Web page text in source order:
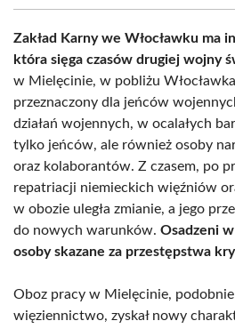
Zakład Karny we Włocławku ma
która sięga czasów drugiej wojny
w Mielęcinie, w pobliżu
przeznaczony dla jeńców
działań wojennych, w ocalałych
tylko jeńców, ale również osoby
oraz kolaborantów. Z czasem, po
repatriacji niemieckich więźniów
w obozie uległa zmianie, a jego
do nowych warunków. Osadzeni
osoby skazane za przestępstwa
Oboz pracy w Mielęcinie, podobnie
więziennictwo, zyskał nowy